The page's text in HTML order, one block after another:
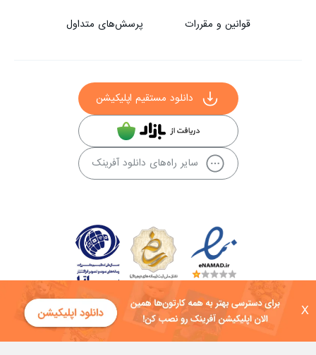
X
قوانین و مقررات پرسش‌های متداول
دانلود مستقیم اپلیکیشن
سایر راه‌های دانلود آفرینک
کلیه حقوق این سایت به شرکت توسعه فناوی هفت آسمان توکان تعلق دارد و